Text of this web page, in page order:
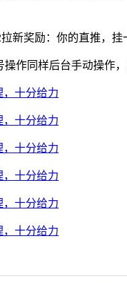
新奖励：你的直推，
作同样后台手动操作